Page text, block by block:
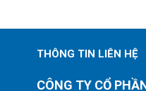
THÔNG TIN LIÊN HỆ
CÔNG TY CỔ